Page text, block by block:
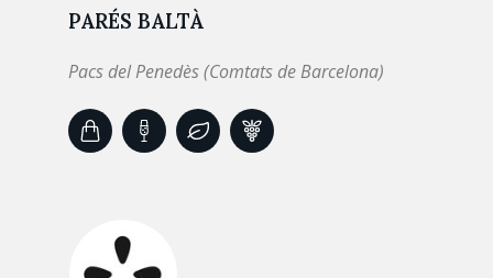
PARÉS BALTÀ
Pacs del Penedès (Comtats de Barcelona)